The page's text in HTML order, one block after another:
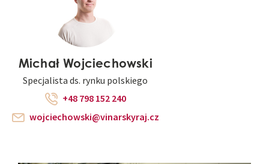
Michał Wojciechowski
Specjalista ds. rynku polskiego
+48 798 152 240
wojciechowski@vinarskyraj.cz